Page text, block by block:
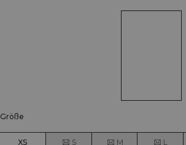
Größe
XS S M L